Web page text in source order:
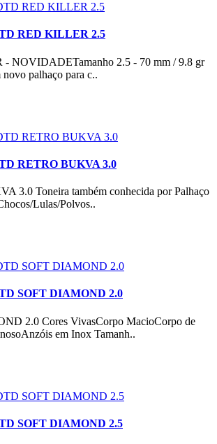
RED KILLER 2.5
NOVIDADETamanho 2.5 - 70 mm / 9.8 gr
palhaço para c..
RETRO BUKVA 3.0
3.0 Toneira também conhecida por Palhaço
Lulas/Polvos..
SOFT DIAMOND 2.0
2.0 Cores VivasCorpo MacioCorpo de
em Inox Tamanh..
SOFT DIAMOND 2.5